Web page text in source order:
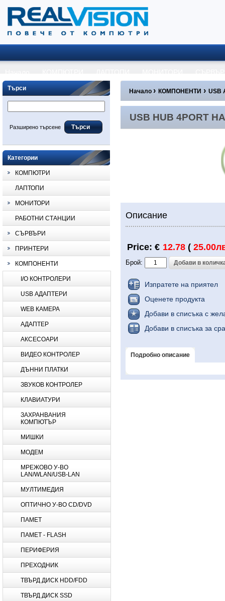
Търси
Разширено търсене
Категории
КОМПЮТРИ
ЛАПТОПИ
МОНИТОРИ
РАБОТНИ СТАНЦИИ
СЪРВЪРИ
ПРИНТЕРИ
КОМПОНЕНТИ
I/O КОНТРОЛЕРИ
USB АДАПТЕРИ
WEB КАМЕРА
АДАПТЕР
АКСЕСОАРИ
ВИДЕО КОНТРОЛЕР
ДЪННИ ПЛАТКИ
ЗВУКОВ КОНТРОЛЕР
КЛАВИАТУРИ
ЗАХРАНВАНИЯ
КОМПЮТЪР
МИШКИ
МОДЕМ
МРЕЖОВО У-ВО
LAN/WLAN/USB-LAN
МУЛТИМЕДИЯ
ОПТИЧНО У-ВО CD/DVD
ПАМЕТ
ПАМЕТ - FLASH
ПЕРИФЕРИЯ
ПРЕХОДНИК
ТВЪРД ДИСК HDD/FDD
ТВЪРД ДИСК SSD
Начало › КОМПОНЕНТИ › USB
USB HUB 4PORT
USB HUB 4PORT
Описание
Price: € 12.78(
Брой:
Изпратете на приятел
Оценете продукта
Добави в списъка с
Добави в списъка за
Подробно описание